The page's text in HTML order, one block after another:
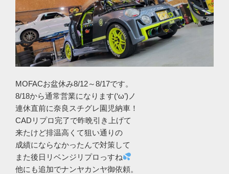
MOFACお盆休み8/12～8/17です。
8/18から通常営業になります(‘ω’)ノ
連休直前に奈良スチグレ園児納車！
CADリプロ完了で昨晩引き上げて
来たけど排温高くて狙い通りの
成績にならなかったんで対策して
また後日リベンジリプロっすね
他にも追加でナンヤカンヤ御依頼。